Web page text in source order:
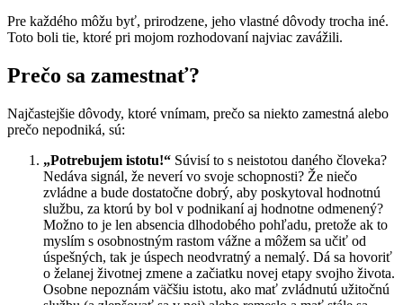
Pre každého môžu byť, prirodzene, jeho vlastné dôvody trocha iné.
Toto boli tie, ktoré pri mojom rozhodovaní najviac zavážili.
Prečo sa zamestnať?
Najčastejšie dôvody, ktoré vnímam, prečo sa niekto zamestná alebo
prečo nepodniká, sú:
„Potrebujem istotu!“ Súvisí to s neistotou daného človeka?
Nedáva signál, že neverí vo svoje schopnosti? Že niečo
zvládne a bude dostatočne dobrý, aby poskytoval hodnotnú
službu, za ktorú by bol v podnikaní aj hodnotne odmenený?
Možno to je len absencia dlhodobého pohľadu, pretože ak to
myslím s osobnostným rastom vážne a môžem sa učiť od
úspešných, tak je úspech neodvratný a nemalý. Dá sa hovoriť
o želanej životnej zmene a začiatku novej etapy svojho života.
Osobne nepoznám väčšiu istotu, ako mať zvládnutú užitočnú